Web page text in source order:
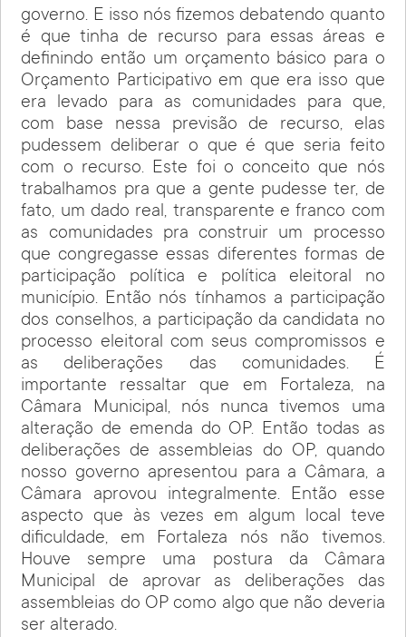
governo. E isso nós fizemos debatendo quanto
é que tinha de recurso para essas áreas e
definindo então um orçamento básico para o
Orçamento Participativo em que era isso que
era levado para as comunidades para que,
com base nessa previsão de recurso, elas
pudessem deliberar o que é que seria feito
com o recurso. Este foi o conceito que nós
trabalhamos pra que a gente pudesse ter, de
fato, um dado real, transparente e franco com
as comunidades pra construir um processo
que congregasse essas diferentes formas de
participação política e política eleitoral no
município. Então nós tínhamos a participação
dos conselhos, a participação da candidata no
processo eleitoral com seus compromissos e
as deliberações das comunidades. É
importante ressaltar que em Fortaleza, na
Câmara Municipal, nós nunca tivemos uma
alteração de emenda do OP. Então todas as
deliberações de assembleias do OP, quando
nosso governo apresentou para a Câmara, a
Câmara aprovou integralmente. Então esse
aspecto que às vezes em algum local teve
dificuldade, em Fortaleza nós não tivemos.
Houve sempre uma postura da Câmara
Municipal de aprovar as deliberações das
assembleias do OP como algo que não deveria
ser alterado.